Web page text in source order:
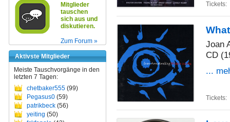
Mitglieder
tauschen
sich aus und
diskutieren.
Zum Forum »
Aktivste Mitglieder
Meiste Tauschvorgänge in den
letzten 7 Tagen:
chetbaker555 (99)
Pegasus0 (59)
patrikbeck (56)
yeiting (50)
Tickets:
Joan
CD
...
Tickets: